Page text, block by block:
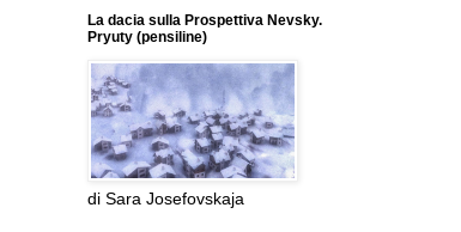
La dacia sulla Prospettiva Nevsky.
Pryuty (pensiline)
di Sara Josefovskaja